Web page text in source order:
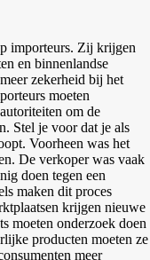
importeurs. Zij krijgen
en binnenlandse
zekerheid bij het
moeten
om de
Stel je voor dat je als
Voorheen was het
De verkoper was vaak
doen tegen een
maken dit proces
krijgen nieuwe
moeten onderzoek doen
producten moeten ze
meer